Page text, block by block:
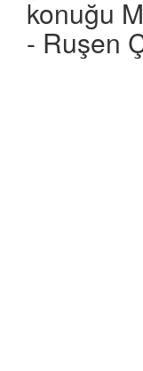
konuğu
- Ruşen